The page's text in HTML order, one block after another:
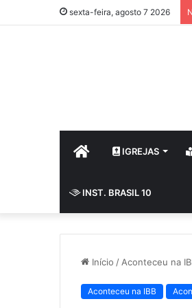
sexta-feira, agosto 7 2026
HOME IGREJAS
INST. BRASIL 10
Início / Aconteceu na
Aconteceu na IBB